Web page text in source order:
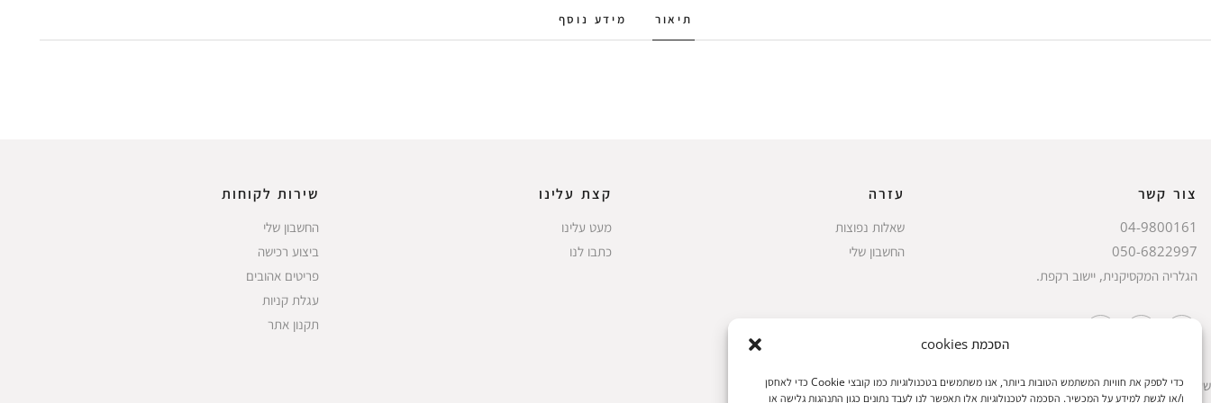
הסכמת cookies
כדי לספק את חוויות המשתמש הטובות ביותר, אנו משתמשים בטכנולוגיות כמו קובצי Cookie כדי לאחסן
ו/או לגשת למידע על המכשיר. הסכמה לטכנולוגיות אלו תאפשר לנו לעבד נתונים כגון התנהגות גלישה או
תיאור מידע נוסף
צור קשר
04-9800161
050-6822997
הגלריה המקסיקנית, יישוב רקפת.
עזרה
שאלות נפוצות
החשבון שלי
קצת עלינו
מעט עלינו
כתבו לנו
שירות לקוחות
החשבון שלי
ביצוע רכישה
פריטים אהובים
עגלת קניות
תקנון אתר
שעות הפעילות: ראשון עד חמישי 8 עד 18| שישי 8 עד 15 | שבת 10 עד 17